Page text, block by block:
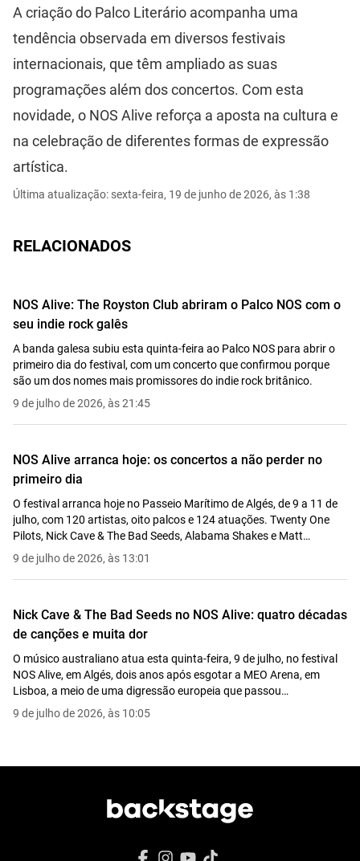
A criação do Palco Literário acompanha uma
tendência observada em diversos festivais
internacionais, que têm ampliado as suas
programações além dos concertos. Com esta
novidade, o NOS Alive reforça a aposta na cultura e
na celebração de diferentes formas de expressão
artística.
Última atualização: sexta-feira, 19 de junho de 2026, às 1:38
RELACIONADOS
NOS Alive: The Royston Club abriram o Palco NOS com o
seu indie rock galês
A banda galesa subiu esta quinta-feira ao Palco NOS para abrir o
primeiro dia do festival, com um concerto que confirmou porque
são um dos nomes mais promissores do indie rock britânico.
9 de julho de 2026, às 21:45
NOS Alive arranca hoje: os concertos a não perder no
primeiro dia
O festival arranca hoje no Passeio Marítimo de Algés, de 9 a 11 de
julho, com 120 artistas, oito palcos e 124 atuações. Twenty One
Pilots, Nick Cave & The Bad Seeds, Alabama Shakes e Matt
Berninger encabeçam a primeira noite.
9 de julho de 2026, às 13:01
Nick Cave & The Bad Seeds no NOS Alive: quatro décadas
de canções e muita dor
O músico australiano atua esta quinta-feira, 9 de julho, no festival
NOS Alive, em Algés, dois anos após esgotar a MEO Arena, em
Lisboa, a meio de uma digressão europeia que passou
recentemente pelo Festival de Montreux, na Suíça.
9 de julho de 2026, às 10:05